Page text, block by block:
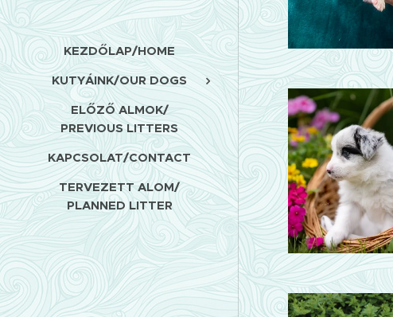
KEZDŐLAP/HOME
KUTYÁINK/OUR DOGS
ELŐZŐ ALMOK/
PREVIOUS LITTERS
KAPCSOLAT/CONTACT
TERVEZETT ALOM/
PLANNED LITTER